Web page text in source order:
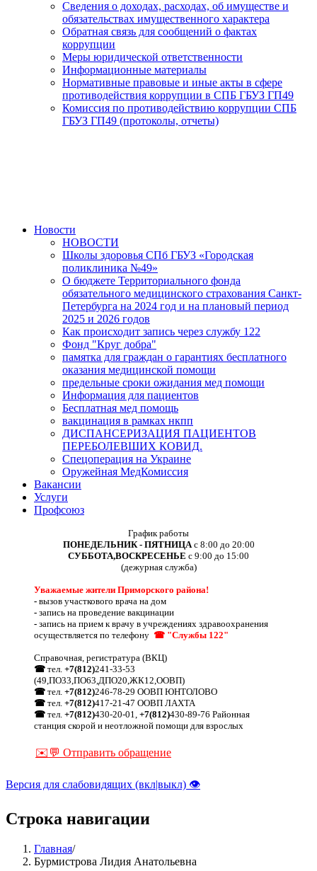
Сведения о доходах, расходах, об имуществе и
обязательствах имущественного характера
Обратная связь для сообщений о фактах
коррупции
Меры юридической ответственности
Информационные материалы
Нормативные правовые и иные акты в сфере
противодействия коррупции в СПБ ГБУЗ ГП49
Комиссия по противодействию коррупции СПБ
ГБУЗ ГП49 (протоколы, отчеты)
Новости
НОВОСТИ
Школы здоровья СПб ГБУЗ «Городская
поликлиника №49»
О бюджете Территориального фонда
обязательного медицинского страхования Санкт-
Петербурга на 2024 год и на плановый период
2025 и 2026 годов
Как происходит запись через службу 122
Фонд "Круг добра"
памятка для граждан о гарантиях бесплатного
оказания медицинской помощи
предельные сроки ожидания мед помощи
Информация для пациентов
Бесплатная мед помощь
вакцинация в рамках нкпп
ДИСПАНСЕРИЗАЦИЯ ПАЦИЕНТОВ
ПЕРЕБОЛЕВШИХ КОВИД.
Спецоперация на Украине
Оружейная МедКомиссия
Вакансии
Услуги
Профсоюз
График работы
ПОНЕДЕЛЬНИК - ПЯТНИЦА с 8:00 до 20:00
СУББОТА,ВОСКРЕСЕНЬЕ с 9:00 до 15:00
(дежурная служба)
Уважаемые жители Приморского района!
- вызов участкового врача на дом
- запись на проведение вакцинации
- запись на прием к врачу в учреждениях здравоохранения
осуществляется по телефону ☎ "Службы 122"
Справочная, регистратура (ВКЦ)
☎ тел. +7(812)241-33-53
(49,ПО33,ПО63,ДПО20,ЖК12,ООВП)
☎ тел. +7(812)246-78-29 ООВП ЮНТОЛОВО
☎ тел. +7(812)417-21-47 ООВП ЛАХТА
☎ тел. +7(812)430-20-01, +7(812)430-89-76 Районная
станция скорой и неотложной помощи для взрослых
✉️💬 Отправить обращение
Версия для слабовидящих (вкл|выкл) 👁
Строка навигации
Главная/
Бурмистрова Лидия Анатольевна